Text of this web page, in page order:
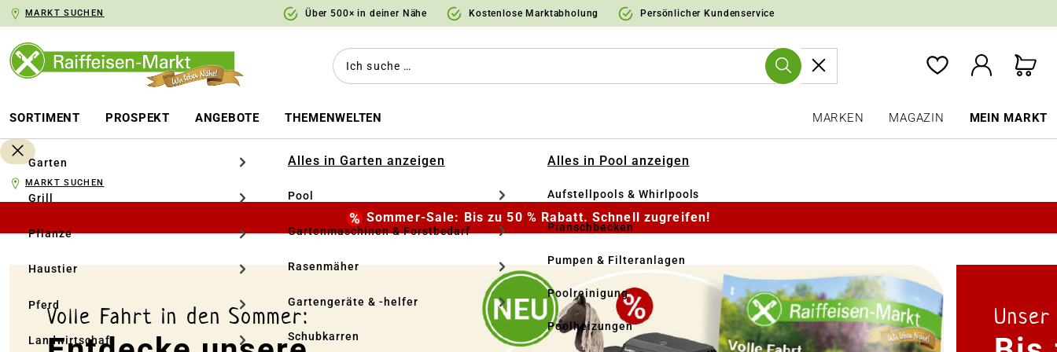
Zur Hauptnavigation springen
MARKT SUCHEN Über 500× in deiner Nähe Kostenlose Marktabholung Persönlicher Kundenservice
SORTIMENT PROSPEKT ANGEBOTE THEMENWELTEN MARKEN MAGAZIN MEIN MARKT
Garten
Grill
Pflanze
Haustier
Pferd
Landwirtschaft
Alles in Garten anzeigen
Pool
Gartenmaschinen & Forstbedarf
Rasenmäher
Gartengeräte & -helfer
Schubkarren
Alles in Pool anzeigen
Aufstellpools & Whirlpools
Planschbecken
Pumpen & Filteranlagen
Poolreinigung
Poolheizungen
MARKT SUCHEN
Sommer-Sale: Bis zu 50 % Rabatt. Schnell zugreifen!
Volle Fahrt in den Sommer: Unser